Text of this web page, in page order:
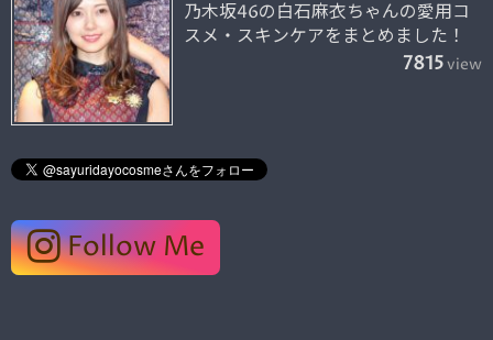
乃木坂46の白石麻衣ちゃんの愛用コ
スメ・スキンケアをまとめました！
7815view
Follow Me